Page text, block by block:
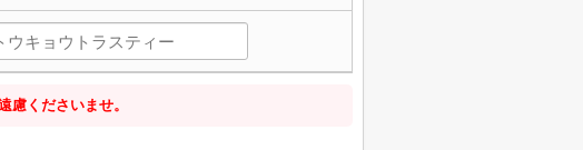
くださいませ。